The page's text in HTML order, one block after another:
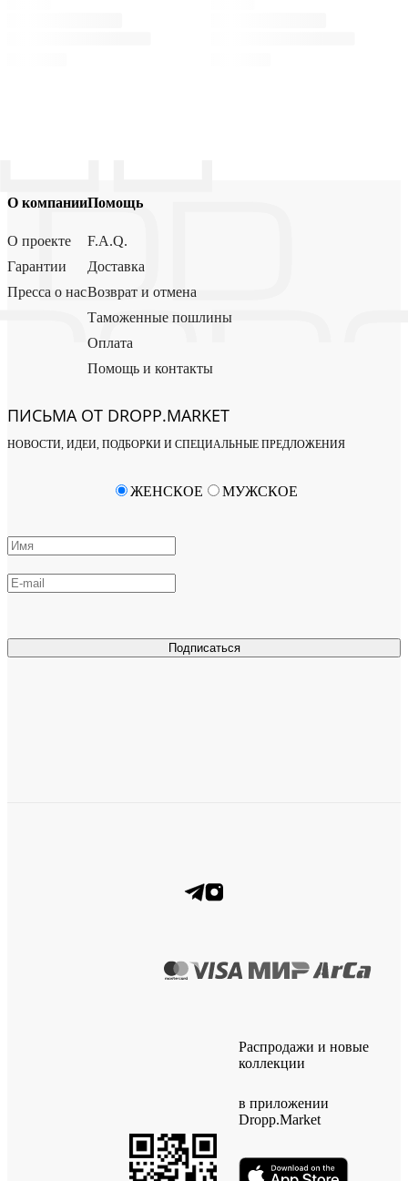
О компании
О проекте
Гарантии
Пресса о нас
Помощь
F.A.Q.
Доставка
Возврат и отмена
Таможенные пошлины
Оплата
Помощь и контакты
ПИСЬМА ОТ DROPP.MARKET
НОВОСТИ, ИДЕИ, ПОДБОРКИ И СПЕЦИАЛЬНЫЕ ПРЕДЛОЖЕНИЯ
Подписаться
ЖЕНСКОЕ МУЖСКОЕ
Распродажи и новые
коллекции
в приложении
Dropp.Market